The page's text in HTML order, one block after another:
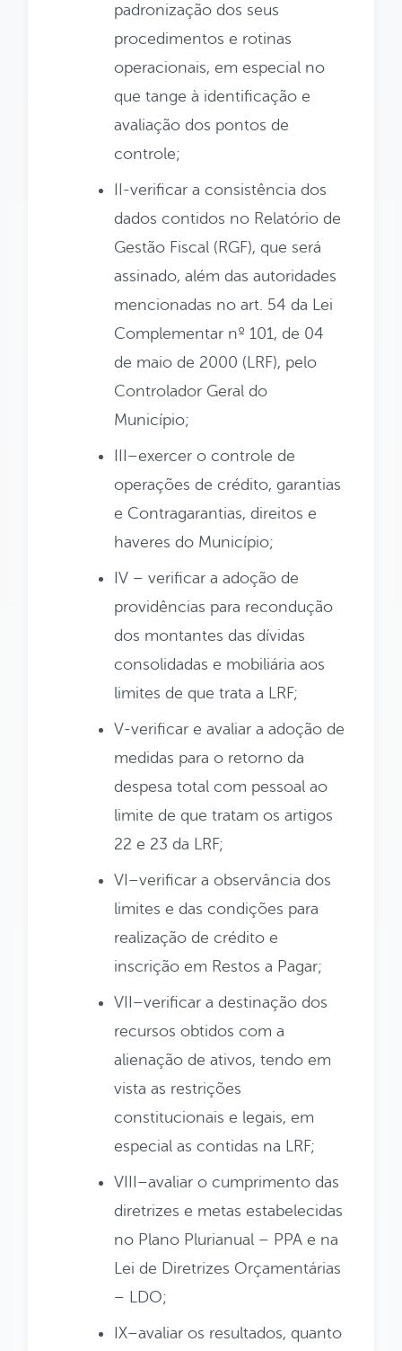
padronização dos seus
procedimentos e rotinas
operacionais, em especial no
que tange à identificação e
avaliação dos pontos de
controle;
II-verificar a consistência dos
dados contidos no Relatório de
Gestão Fiscal (RGF), que será
assinado, além das autoridades
mencionadas no art. 54 da Lei
Complementar nº 101, de 04
de maio de 2000 (LRF), pelo
Controlador Geral do
Município;
III–exercer o controle de
operações de crédito, garantias
e Contragarantias, direitos e
haveres do Município;
IV – verificar a adoção de
providências para recondução
dos montantes das dívidas
consolidadas e mobiliária aos
limites de que trata a LRF;
V-verificar e avaliar a adoção de
medidas para o retorno da
despesa total com pessoal ao
limite de que tratam os artigos
22 e 23 da LRF;
VI–verificar a observância dos
limites e das condições para
realização de crédito e
inscrição em Restos a Pagar;
VII–verificar a destinação dos
recursos obtidos com a
alienação de ativos, tendo em
vista as restrições
constitucionais e legais, em
especial as contidas na LRF;
VIII–avaliar o cumprimento das
diretrizes e metas estabelecidas
no Plano Plurianual – PPA e na
Lei de Diretrizes Orçamentárias
– LDO;
IX–avaliar os resultados, quanto